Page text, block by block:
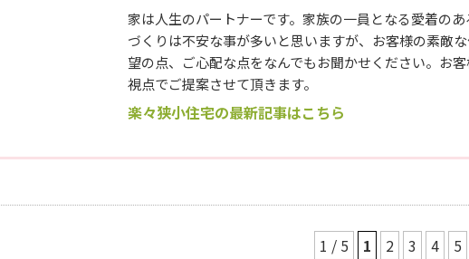
家は人生のパートナーです。家族の一員となる愛着の
づくりは不安な事が多いと思いますが、お客様の素敵
望の点、ご心配な点をなんでもお聞かせください。お
視点でご提案させて頂きます。
楽々狭小住宅の最新記事はこちら
1 / 5 1 2 3 4 5